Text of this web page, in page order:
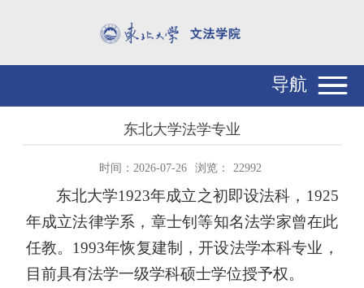
导航
东北大学法学专业
时间：2026-07-26 浏览： 22992
东北大学1923年成立之初即设法科， 1925
年成立法律学系，章士钊等知名法学家曾在此
任教。 1993年恢复建制，开设法学本科专业，
目前具有法学一级学科硕士学位授予权。